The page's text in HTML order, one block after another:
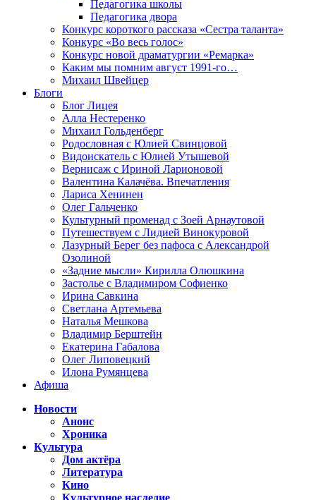
Педагогика школы
Педагогика двора
Конкурс короткого рассказа «Сестра таланта»
Конкурс «Во весь голос»
Конкурс новой драматургии «Ремарка»
Каким мы помним август 1991-го…
Михаил Швейцер
Блоги
Блог Лицея
Алла Нестеренко
Михаил Гольденберг
Родословная с Юлией Свинцовой
Видоискатель с Юлией Утышевой
Вернисаж с Ириной Ларионовой
Валентина Калачёва. Впечатления
Лариса Хенинен
Олег Гальченко
Культурный променад с Зоей Арнаутовой
Путешествуем с Лидией Винокуровой
Лазурный Берег без пафоса с Александрой
Озолиной
«Задние мысли» Кирилла Олюшкина
Застолье с Владимиром Софиенко
Ирина Савкина
Светлана Артемьева
Наталья Мешкова
Владимир Берштейн
Екатерина Габалова
Олег Липовецкий
Илона Румянцева
Афиша
Новости
Анонс
Хроника
Культура
Дом актёра
Литература
Кино